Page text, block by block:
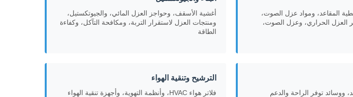
المقاعد، ومواد عزل الصوت،
العزل الحراري، وعزل الصوت،
أغشية الأسقف، وحواجز العزل المائي، والجيوتكستيل،
ومنتجات العزل لاستقرار التربة، ومكافحة التآكل، وكفاءة
الطاقة
ووسائد توفر الراحة والدعم
الترشيح وتنقية الهواء
فلاتر هواء HVAC، وأنظمة التهوية، وأجهزة تنقية الهواء